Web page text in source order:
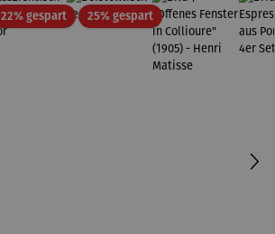
22% gespartRabatt25% gespartRabatt